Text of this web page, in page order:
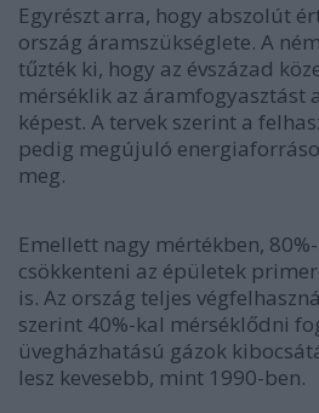
Egyrészt arra, hogy abszolút
ország áramszükséglete. A
tűzték ki, hogy az évszázad
mérséklik az áramfogyasztást
képest. A tervek szerint a
pedig megújuló
meg.
Emellett nagy mértékben,
csökkenteni az épületek
is. Az ország teljes
szerint 40%-kal mérséklődni
üvegházhatású gázok
lesz kevesebb, mint 1990-ben.